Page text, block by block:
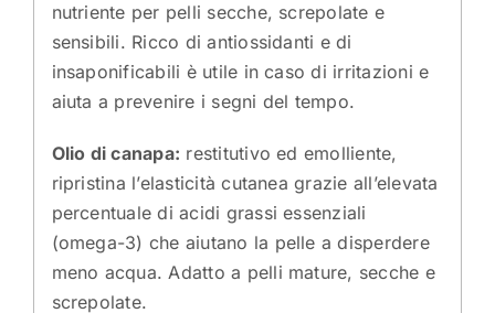
nutriente per pelli secche, screpolate e
sensibili. Ricco di antiossidanti e di
insaponificabili è utile in caso di irritazioni e
aiuta a prevenire i segni del tempo.
Olio di canapa: restitutivo ed emolliente,
ripristina l’elasticità cutanea grazie all’elevata
percentuale di acidi grassi essenziali
(omega-3) che aiutano la pelle a disperdere
meno acqua. Adatto a pelli mature, secche e
screpolate.